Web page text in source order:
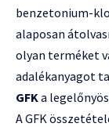
benzetonium-
alaposan
olyan terméket
adalékanyagot
GFK a
A GFK